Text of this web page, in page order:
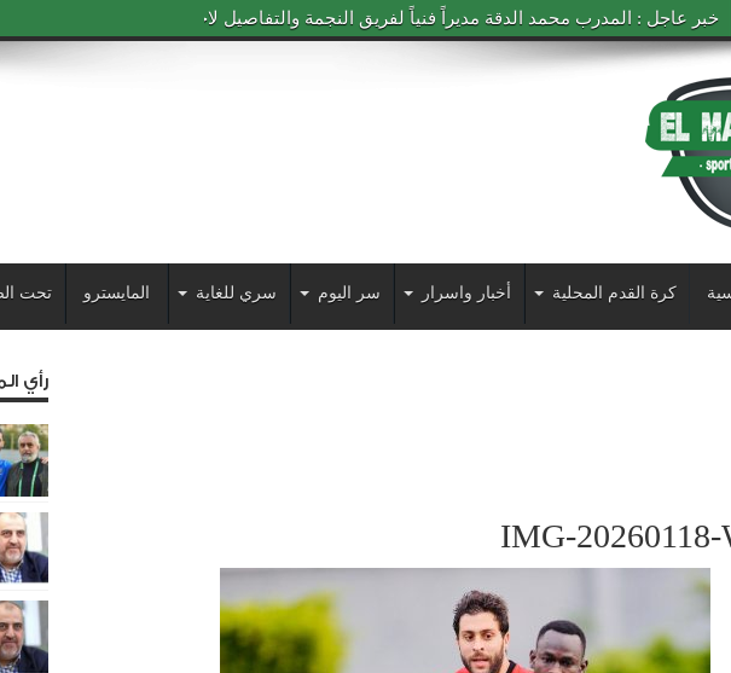
خبر عاجل : المدرب محمد الدقة مديراً فنياً لفريق النجمة والتفاصيل لاحقاً
كرة القدم المحلية أخبار واسرار سر اليوم سري للغاية المايسترو تحت
IMG-20260118-
رأي